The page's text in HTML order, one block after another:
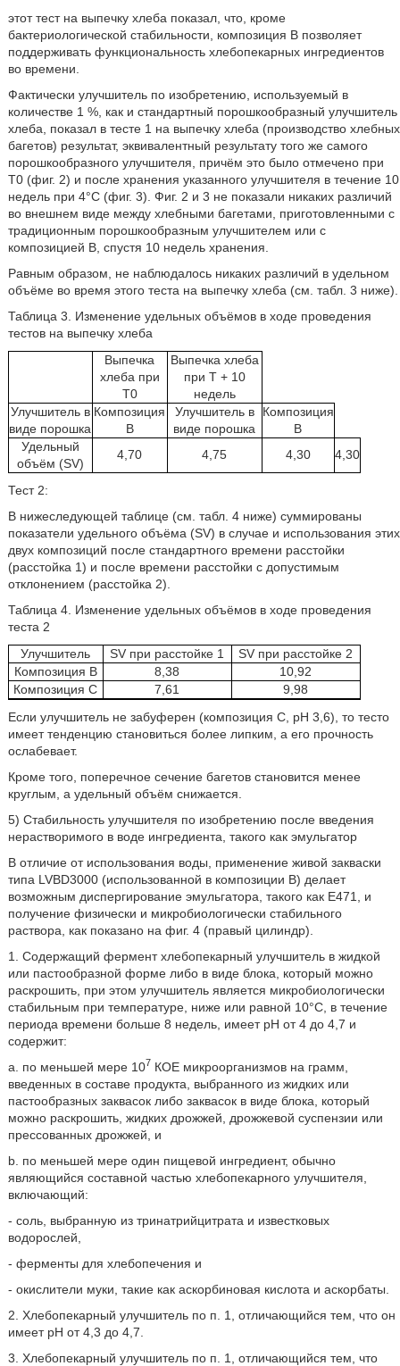
этот тест на выпечку хлеба показал, что, кроме
бактериологической стабильности, композиция B позволяет
поддерживать функциональность хлебопекарных ингредиентов
во времени.
Фактически улучшитель по изобретению, используемый в
количестве 1 %, как и стандартный порошкообразный улучшитель
хлеба, показал в тесте 1 на выпечку хлеба (производство хлебных
багетов) результат, эквивалентный результату того же самого
порошкообразного улучшителя, причём это было отмечено при
T0 (фиг. 2) и после хранения указанного улучшителя в течение 10
недель при 4°С (фиг. 3). Фиг. 2 и 3 не показали никаких различий
во внешнем виде между хлебными багетами, приготовленными с
традиционным порошкообразным улучшителем или с
композицией B, спустя 10 недель хранения.
Равным образом, не наблюдалось никаких различий в удельном
объёме во время этого теста на выпечку хлеба (см. табл. 3 ниже).
Таблица 3. Изменение удельных объёмов в ходе проведения
тестов на выпечку хлеба
Выпечка
хлеба при
T0
Выпечка хлеба
при T + 10
недель
Улучшитель в
виде порошка
Композиция
B
Улучшитель в
виде порошка
Композиция
B
Удельный
объём (SV)
4,70 4,75 4,30 4,30
Тест 2:
В нижеследующей таблице (см. табл. 4 ниже) суммированы
показатели удельного объёма (SV) в случае и использования этих
двух композиций после стандартного времени расстойки
(расстойка 1) и после времени расстойки с допустимым
отклонением (расстойка 2).
Таблица 4. Изменение удельных объёмов в ходе проведения
теста 2
Улучшитель
SV при расстойке 1
SV при расстойке 2
Композиция B
8,38
10,92
Композиция C
7,61
9,98
Если улучшитель не забуферен (композиция C, pH 3,6), то тесто
имеет тенденцию становиться более липким, а его прочность
ослабевает.
Кроме того, поперечное сечение багетов становится менее
круглым, а удельный объём снижается.
5) Стабильность улучшителя по изобретению после введения
нерастворимого в воде ингредиента, такого как эмульгатор
В отличие от использования воды, применение живой закваски
типа LVBD3000 (использованной в композиции B) делает
возможным диспергирование эмульгатора, такого как E471, и
получение физически и микробиологически стабильного
раствора, как показано на фиг. 4 (правый цилиндр).
1. Содержащий фермент хлебопекарный улучшитель в жидкой
или пастообразной форме либо в виде блока, который можно
раскрошить, при этом улучшитель является микробиологически
стабильным при температуре, ниже или равной 10°C, в течение
периода времени больше 8 недель, имеет pH от 4 до 4,7 и
содержит:
a. по меньшей мере 107 КОЕ микроорганизмов на грамм,
введенных в составе продукта, выбранного из жидких или
пастообразных заквасок либо заквасок в виде блока, который
можно раскрошить, жидких дрожжей, дрожжевой суспензии или
прессованных дрожжей, и
b. по меньшей мере один пищевой ингредиент, обычно
являющийся составной частью хлебопекарного улучшителя,
включающий:
- соль, выбранную из тринатрийцитрата и известковых
водорослей,
- ферменты для хлебопечения и
- окислители муки, такие как аскорбиновая кислота и аскорбаты.
2. Хлебопекарный улучшитель по п. 1, отличающийся тем, что он
имеет pH от 4,3 до 4,7.
3. Хлебопекарный улучшитель по п. 1, отличающийся тем, что